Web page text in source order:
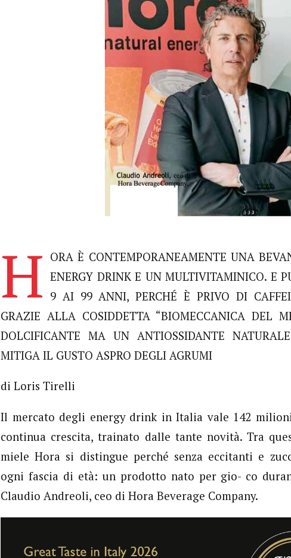
H ORA È CONTEMPORANEAMENTE UNA
ENERGY DRINK E UN MULTIVITAMINICO. E
9 AI 99 ANNI, PERCHÉ È PRIVO DI
GRAZIE ALLA COSIDDETTA “BIOMECCANICA DEL
DOLCIFICANTE MA UN ANTIOSSIDANTE
MITIGA IL GUSTO ASPRO DEGLI AGRUMI
di Loris Tirelli
Il mercato degli energy drink in Italia vale 142
continua crescita, trainato dalle tante novità. Tra
miele Hora si distingue perché senza eccitanti e
ogni fascia di età: un prodotto nato per gio- co
Claudio Andreoli, ceo di Hora Beverage Company.